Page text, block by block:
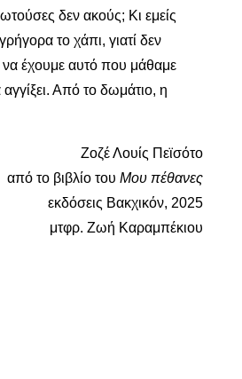
δεν ακούς; Κι εμείς
το χάπι, γιατί δεν
να έχουμε αυτό που μάθαμε
Από το δωμάτιο, η
Ζοζέ Λουίς Πεϊσότο
από το βιβλίο του Μου πέθανες
εκδόσεις Βακχικόν, 2025
μτφρ. Ζωή Καραμπέκιου